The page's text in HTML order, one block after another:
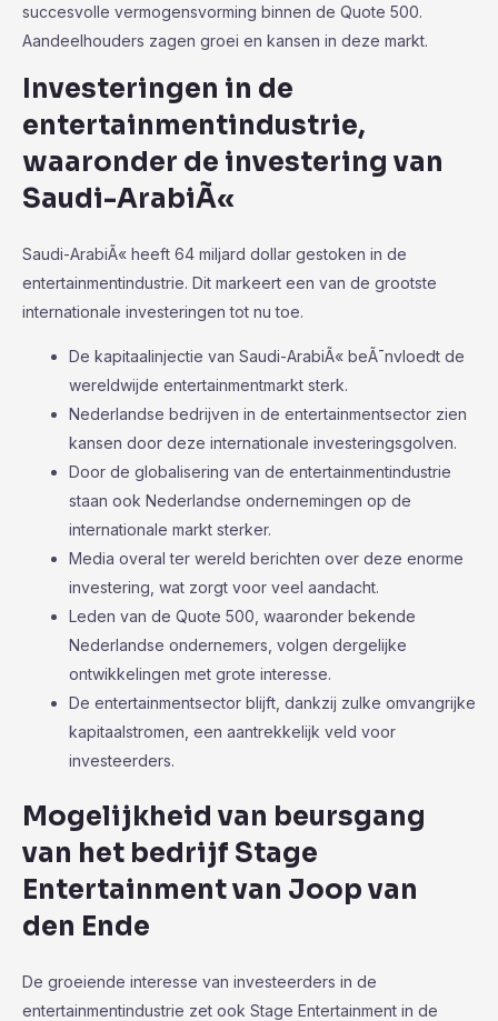
succesvolle vermogensvorming binnen de Quote 500.
Aandeelhouders zagen groei en kansen in deze markt.
Investeringen in de
entertainmentindustrie,
waaronder de investering van
Saudi-ArabiÃ«
Saudi-ArabiÃ« heeft 64 miljard dollar gestoken in de
entertainmentindustrie. Dit markeert een van de grootste
internationale investeringen tot nu toe.
De kapitaalinjectie van Saudi-ArabiÃ« beÃ¯nvloedt de
wereldwijde entertainmentmarkt sterk.
Nederlandse bedrijven in de entertainmentsector zien
kansen door deze internationale investeringsgolven.
Door de globalisering van de entertainmentindustrie
staan ook Nederlandse ondernemingen op de
internationale markt sterker.
Media overal ter wereld berichten over deze enorme
investering, wat zorgt voor veel aandacht.
Leden van de Quote 500, waaronder bekende
Nederlandse ondernemers, volgen dergelijke
ontwikkelingen met grote interesse.
De entertainmentsector blijft, dankzij zulke omvangrijke
kapitaalstromen, een aantrekkelijk veld voor
investeerders.
Mogelijkheid van beursgang
van het bedrijf Stage
Entertainment van Joop van
den Ende
De groeiende interesse van investeerders in de
entertainmentindustrie zet ook Stage Entertainment in de